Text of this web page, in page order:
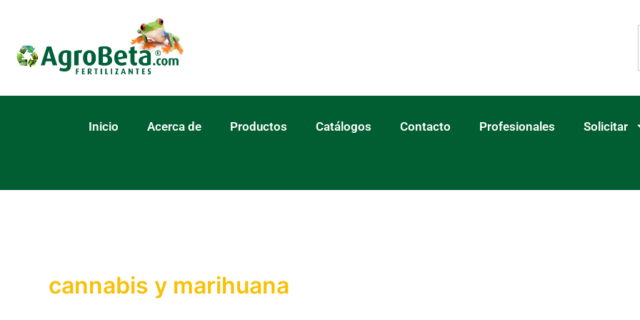
contenido
Inicio Acerca de Productos Catálogos Contacto Profesionales Solicitar
cannabis y marihuana